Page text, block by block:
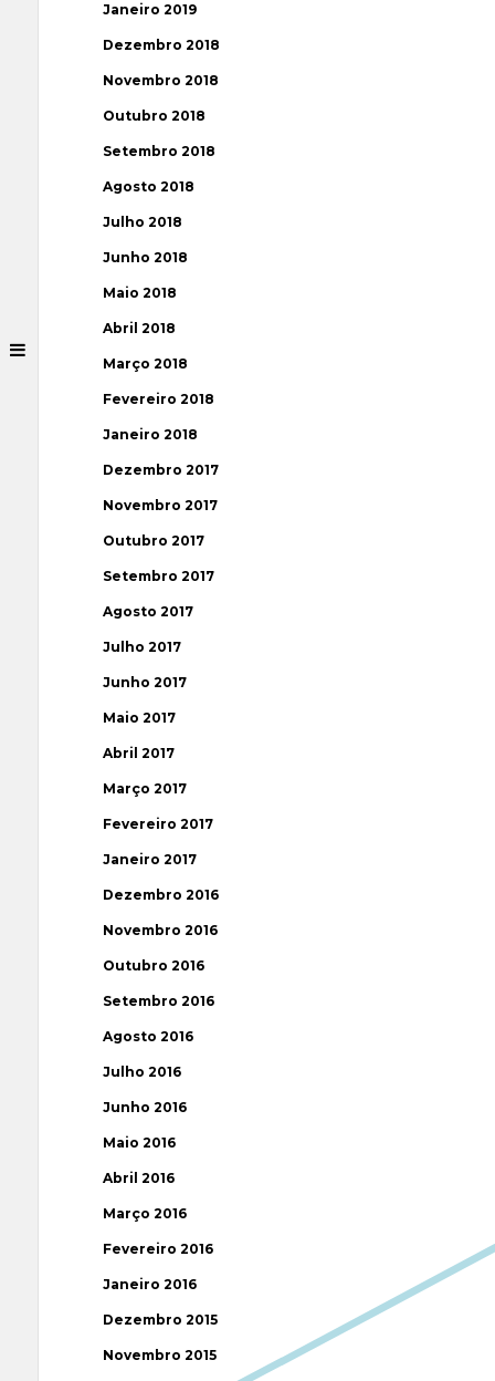
Janeiro 2019
Dezembro 2018
Novembro 2018
Outubro 2018
Setembro 2018
Agosto 2018
Julho 2018
Junho 2018
Maio 2018
Abril 2018
Março 2018
Fevereiro 2018
Janeiro 2018
Dezembro 2017
Novembro 2017
Outubro 2017
Setembro 2017
Agosto 2017
Julho 2017
Junho 2017
Maio 2017
Abril 2017
Março 2017
Fevereiro 2017
Janeiro 2017
Dezembro 2016
Novembro 2016
Outubro 2016
Setembro 2016
Agosto 2016
Julho 2016
Junho 2016
Maio 2016
Abril 2016
Março 2016
Fevereiro 2016
Janeiro 2016
Dezembro 2015
Novembro 2015